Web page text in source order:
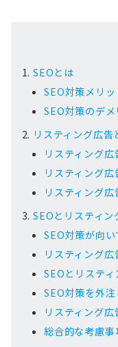
SEOとは
SEO対策メリッ
SEO対策のデメ
リスティング広告
リスティング
リスティング
リスティング
SEOとリスティ
SEO対策が向
リスティング
SEOとリステ
SEO対策を外
リスティング
総合的な考慮事